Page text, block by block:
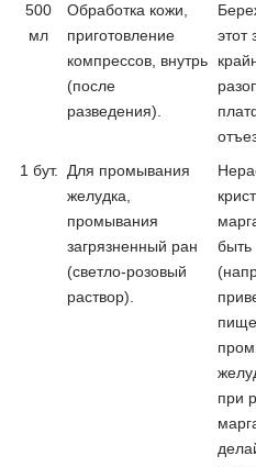
500
мл
Обработка кожи,
приготовление
компрессов, внутрь
(после
разведения).
этот
1 бут. Для промывания
желудка,
промывания
загрязненный ран
(светло-розовый
раствор).
быть
при